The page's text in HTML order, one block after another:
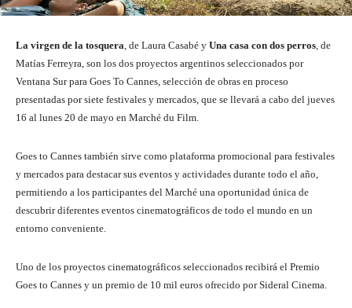
La virgen de la tosquera, de Laura Casabé y Una casa con dos perros, de
Matías Ferreyra, son los dos proyectos argentinos seleccionados por
Ventana Sur para Goes To Cannes, selección de obras en proceso
presentadas por siete festivales y mercados, que se llevará a cabo del jueves
16 al lunes 20 de mayo en Marché du Film.
Goes to Cannes también sirve como plataforma promocional para festivales
y mercados para destacar sus eventos y actividades durante todo el año,
permitiendo a los participantes del Marché una oportunidad única de
descubrir diferentes eventos cinematográficos de todo el mundo en un
entorno conveniente.
Uno de los proyectos cinematográficos seleccionados recibirá el Premio
Goes to Cannes y un premio de 10 mil euros ofrecido por Sideral Cinema.